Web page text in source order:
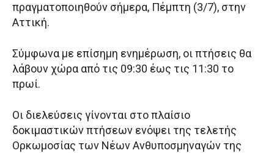
πραγματοποιηθούν σήμερα, Πέμπτη (3/7), στην
Αττική.
Σύμφωνα με επίσημη ενημέρωση, οι πτήσεις θα
λάβουν χώρα από τις 09:30 έως τις 11:30 το
πρωί.
Οι διελεύσεις γίνονται στο πλαίσιο
δοκιμαστικών πτήσεων ενόψει της τελετής
Ορκωμοσίας των Νέων Ανθυποσμηναγών της